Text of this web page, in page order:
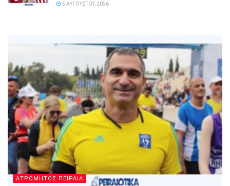
5 ΑΥΓΟΎΣΤΟΥ, 2026
ΑΤΡΟΜΗΤΟΣ ΠΕΙΡΑΙΑ